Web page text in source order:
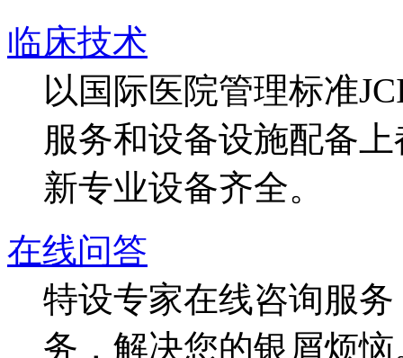
临床技术
以国际医院管理标准
服务和设备设施配备
新专业设备齐全。
在线问答
特设专家在线咨询服
务，解决您的银屑烦恼